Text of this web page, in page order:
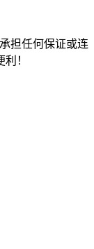
担任何保证或连
！